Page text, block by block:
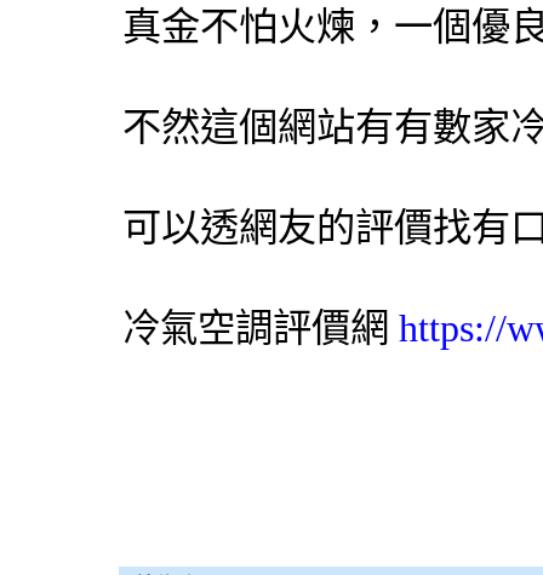
真金不怕火煉，一個優
不然這個網站有有數家
可以透網友的評價找有
冷氣空調評價網 https://